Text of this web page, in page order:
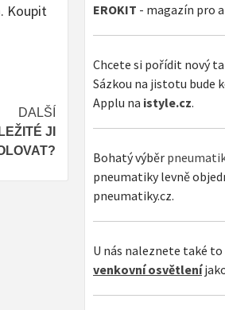
Koupit
DALŠÍ
JI
EROKIT - magazín pro
Chcete si pořídit nový
Sázkou na jistotu bude
Applu na istyle.cz.
Bohatý výběr
pneumatiky levně
pneumatiky.cz.
U nás naleznete také
venkovní osvětlení